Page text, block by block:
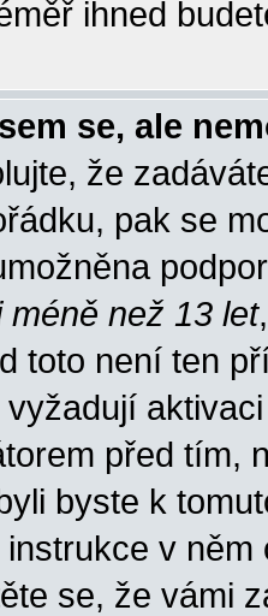
ihned
se, ale
že
pak se
méně než 13 let
toto není ten
před tím,
byste k
v
se, že vámi